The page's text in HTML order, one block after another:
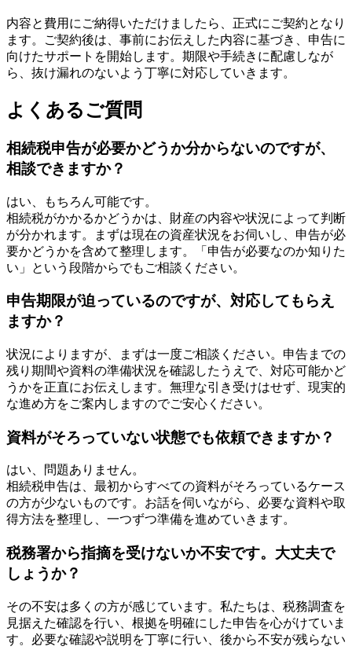
内容と費用にご納得いただけましたら、正式にご契約となり
ます。ご契約後は、事前にお伝えした内容に基づき、申告に
向けたサポートを開始します。期限や手続きに配慮しなが
ら、抜け漏れのないよう丁寧に対応していきます。
よくあるご質問
相続税申告が必要かどうか分からないのですが、
相談できますか？
はい、もちろん可能です。
相続税がかかるかどうかは、財産の内容や状況によって判断
が分かれます。まずは現在の資産状況をお伺いし、申告が必
要かどうかを含めて整理します。「申告が必要なのか知りた
い」という段階からでもご相談ください。
申告期限が迫っているのですが、対応してもらえ
ますか？
状況によりますが、まずは一度ご相談ください。申告までの
残り期間や資料の準備状況を確認したうえで、対応可能かど
うかを正直にお伝えします。無理な引き受けはせず、現実的
な進め方をご案内しますのでご安心ください。
資料がそろっていない状態でも依頼できますか？
はい、問題ありません。
相続税申告は、最初からすべての資料がそろっているケース
の方が少ないものです。お話を伺いながら、必要な資料や取
得方法を整理し、一つずつ準備を進めていきます。
税務署から指摘を受けないか不安です。大丈夫で
しょうか？
その不安は多くの方が感じています。私たちは、税務調査を
見据えた確認を行い、根拠を明確にした申告を心がけていま
す。必要な確認や説明を丁寧に行い、後から不安が残らない